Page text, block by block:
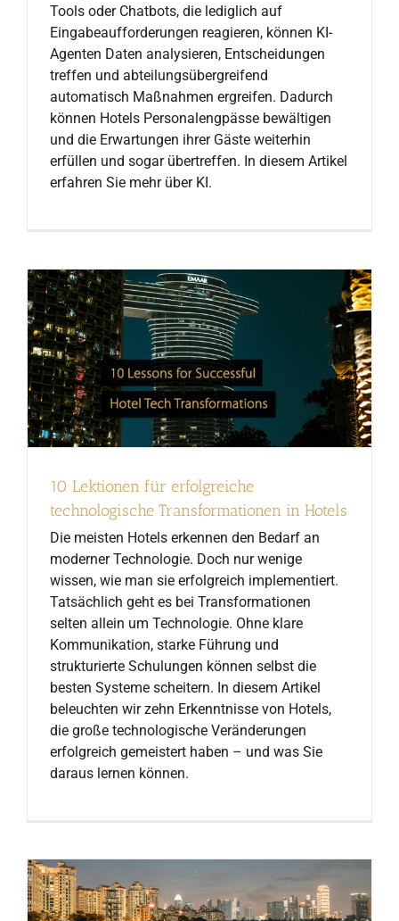
Tools oder Chatbots, die lediglich auf
Eingabeaufforderungen reagieren, können KI-
Agenten Daten analysieren, Entscheidungen
treffen und abteilungsübergreifend
automatisch Maßnahmen ergreifen. Dadurch
können Hotels Personalengpässe bewältigen
und die Erwartungen ihrer Gäste weiterhin
erfüllen und sogar übertreffen. In diesem Artikel
erfahren Sie mehr über KI.
10 Lektionen für erfolgreiche
technologische Transformationen in Hotels
Die meisten Hotels erkennen den Bedarf an
moderner Technologie. Doch nur wenige
wissen, wie man sie erfolgreich implementiert.
Tatsächlich geht es bei Transformationen
selten allein um Technologie. Ohne klare
Kommunikation, starke Führung und
strukturierte Schulungen können selbst die
besten Systeme scheitern. In diesem Artikel
beleuchten wir zehn Erkenntnisse von Hotels,
die große technologische Veränderungen
erfolgreich gemeistert haben – und was Sie
daraus lernen können.